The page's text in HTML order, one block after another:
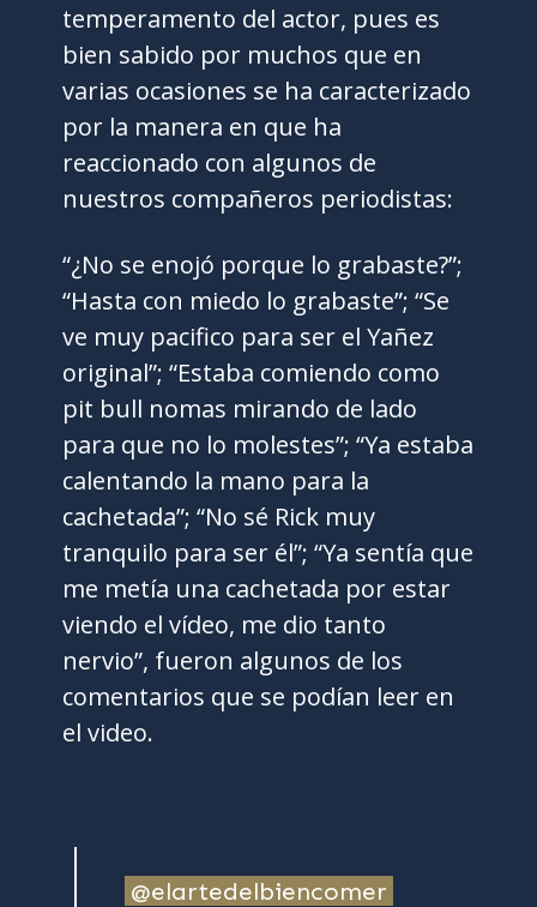
temperamento del actor, pues es
bien sabido por muchos que en
varias ocasiones se ha caracterizado
por la manera en que ha
reaccionado con algunos de
nuestros compañeros periodistas:
“¿No se enojó porque lo grabaste?”;
“Hasta con miedo lo grabaste”; “Se
ve muy pacifico para ser el Yañez
original”; “Estaba comiendo como
pit bull nomas mirando de lado
para que no lo molestes”; “Ya estaba
calentando la mano para la
cachetada”; “No sé Rick muy
tranquilo para ser él”; “Ya sentía que
me metía una cachetada por estar
viendo el vídeo, me dio tanto
nervio”, fueron algunos de los
comentarios que se podían leer en
el video.
@elartedelbiencomer